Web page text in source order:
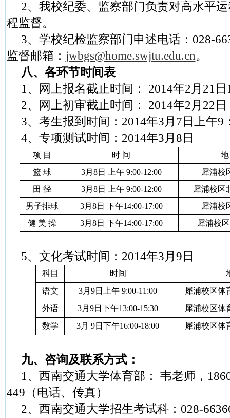
2、我校纪委、监察部门负责对高水平
程监督。
3、学校纪检监察部门申述电话： 028-
监督邮箱： jwbgs@home.swjtu.edu.cn。
八、各环节时间表
1、网上报名截止时间： 2014年2 月 21 日
2、网上初审截止时间： 2014年2 月 22 日
3、考生报到时间： 2014年3 月 7 日上午9
4、专项测试时间： 2014年3 月 8 日
项 目 时 间
篮 球
3月 8日 上午 9:00-12:00
犀浦校
田 径
3月 8日 上午 9:00-12:00
犀浦校区
男子排球
3月 8日 下午14:00-17:00
犀浦校
健 美 操
3月 8日 下午14:00-17:00 犀浦校
5、文化考试时间： 2014年3 月 9 日
科目 时间
语文
3月9日上午9:00-11:00
犀浦校区体
外语
3月9日下午13:00-15:30
犀浦校区体
数学
3月9日下午16:00-18:00 犀浦校区体
九、咨询及联系方式：
1、西南交通大学体育部： 韦老师，
449 （电话、传真）
2、西南交通大学招生考试科： 028-